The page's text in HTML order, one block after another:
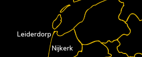
Nijkerk
Leiderdorp